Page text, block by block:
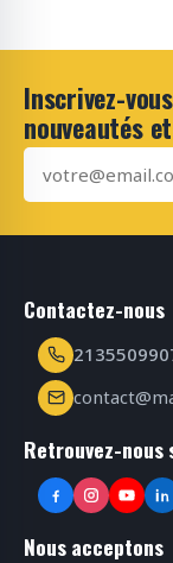
Inscrivez-
nouveautés
Contactez-nous
Retrouvez-nous
Nous acceptons